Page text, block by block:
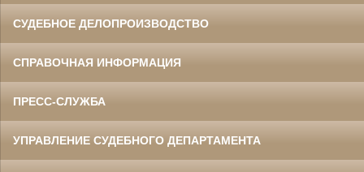
СУДЕБНОЕ ДЕЛОПРОИЗВОДСТВО
СПРАВОЧНАЯ ИНФОРМАЦИЯ
ПРЕСС-СЛУЖБА
УПРАВЛЕНИЕ СУДЕБНОГО ДЕПАРТАМЕНТА